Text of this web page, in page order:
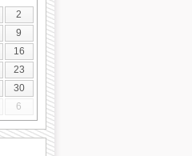
2
9
16
23
30
6